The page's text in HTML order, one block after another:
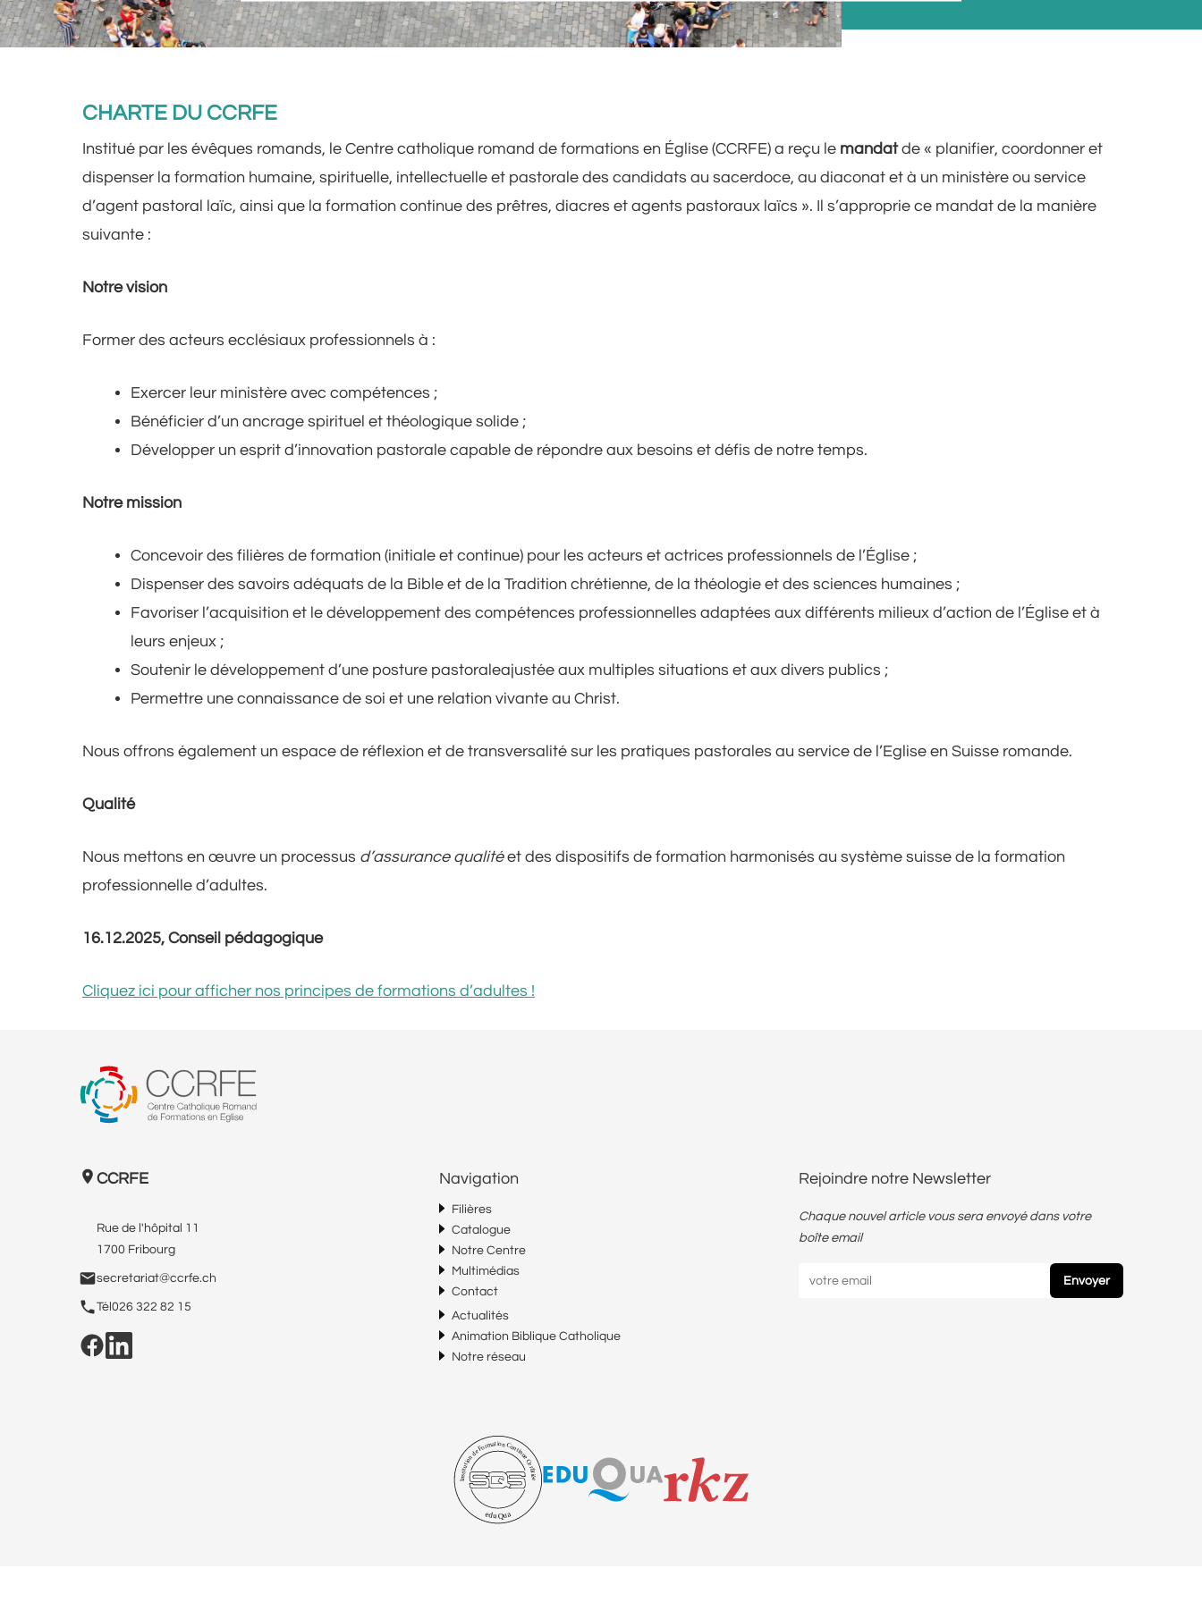
CHARTE DU CCRFE
Institué par les évêques romands, le Centre catholique romand de formations en Église (CCRFE) a reçu le mandatde « planifier, coordonner et
dispenser la formation humaine, spirituelle, intellectuelle et pastorale des candidats au sacerdoce, au diaconat et à un ministère ou service
d’agent pastoral laïc, ainsi que la formation continue des prêtres, diacres et agents pastoraux laïcs ». Il s’approprie ce mandat de la manière
suivante :
Notre vision
Former des acteurs ecclésiaux professionnels à :
Exercer leur ministère avec compétences ;
Bénéficier d’un ancrage spirituel et théologique solide ;
Développer un esprit d’innovation pastorale capable de répondre aux besoins et défis de notre temps.
Notre mission
Concevoir des filières de formation (initiale et continue) pour les acteurs et actrices professionnels de l’Église ;
Dispenser des savoirs adéquats de la Bible et de la Tradition chrétienne, de la théologie et des sciences humaines ;
Favoriser l’acquisition et le développement des compétences professionnelles adaptées aux différents milieux d’action de l’Église et à
leurs enjeux ;
Soutenir le développement d’une posture pastoraleajustée aux multiples situations et aux divers publics ;
Permettre une connaissance de soi et une relation vivante au Christ.
Nous offrons également un espace de réflexion et de transversalité sur les pratiques pastorales au service de l’Eglise en Suisse romande.
Qualité
Nous mettons en œuvre un processus d’assurance qualitéet des dispositifs de formation harmonisés au système suisse de la formation
professionnelle d’adultes.
16.12.2025, Conseil pédagogique
Cliquez ici pour afficher nos principes de formations d’adultes !
CCRFE
Rue de l'hôpital 11
1700 Fribourg
secretariat@ccrfe.ch
Tél026 322 82 15
Navigation
Filières
Catalogue
Notre Centre
Multimédias
Contact
Actualités
Animation Biblique Catholique
Notre réseau
Rejoindre notre Newsletter
Chaque nouvel article vous sera envoyé dans votre
boîte email
Envoyer